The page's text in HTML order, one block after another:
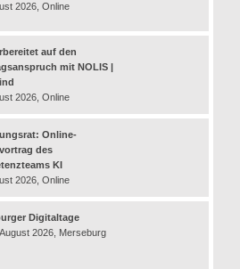
2026, Online
auf den
mit NOLIS |
2026, Online
Online-
des
KI
2026, Online
Digitaltage
2026, Merseburg